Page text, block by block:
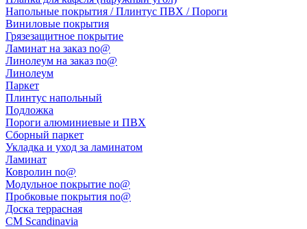
Напольные покрытия / Плинтус ПВХ / Пороги
Виниловые покрытия
Грязезащитное покрытие
Ламинат на заказ no@
Линолеум на заказ no@
Линолеум
Паркет
Плинтус напольный
Подложка
Пороги алюминиевые и ПВХ
Сборный паркет
Укладка и уход за ламинатом
Ламинат
Ковролин no@
Модульное покрытие no@
Пробковые покрытия no@
Доска террасная
CM Scandinavia